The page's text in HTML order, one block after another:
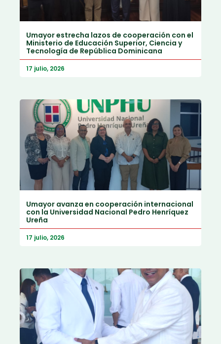
Umayor estrecha lazos de cooperación con el
Ministerio de Educación Superior, Ciencia y
Tecnología de República Dominicana
17 julio, 2026
Umayor avanza en cooperación internacional
con la Universidad Nacional Pedro Henríquez
Ureña
17 julio, 2026